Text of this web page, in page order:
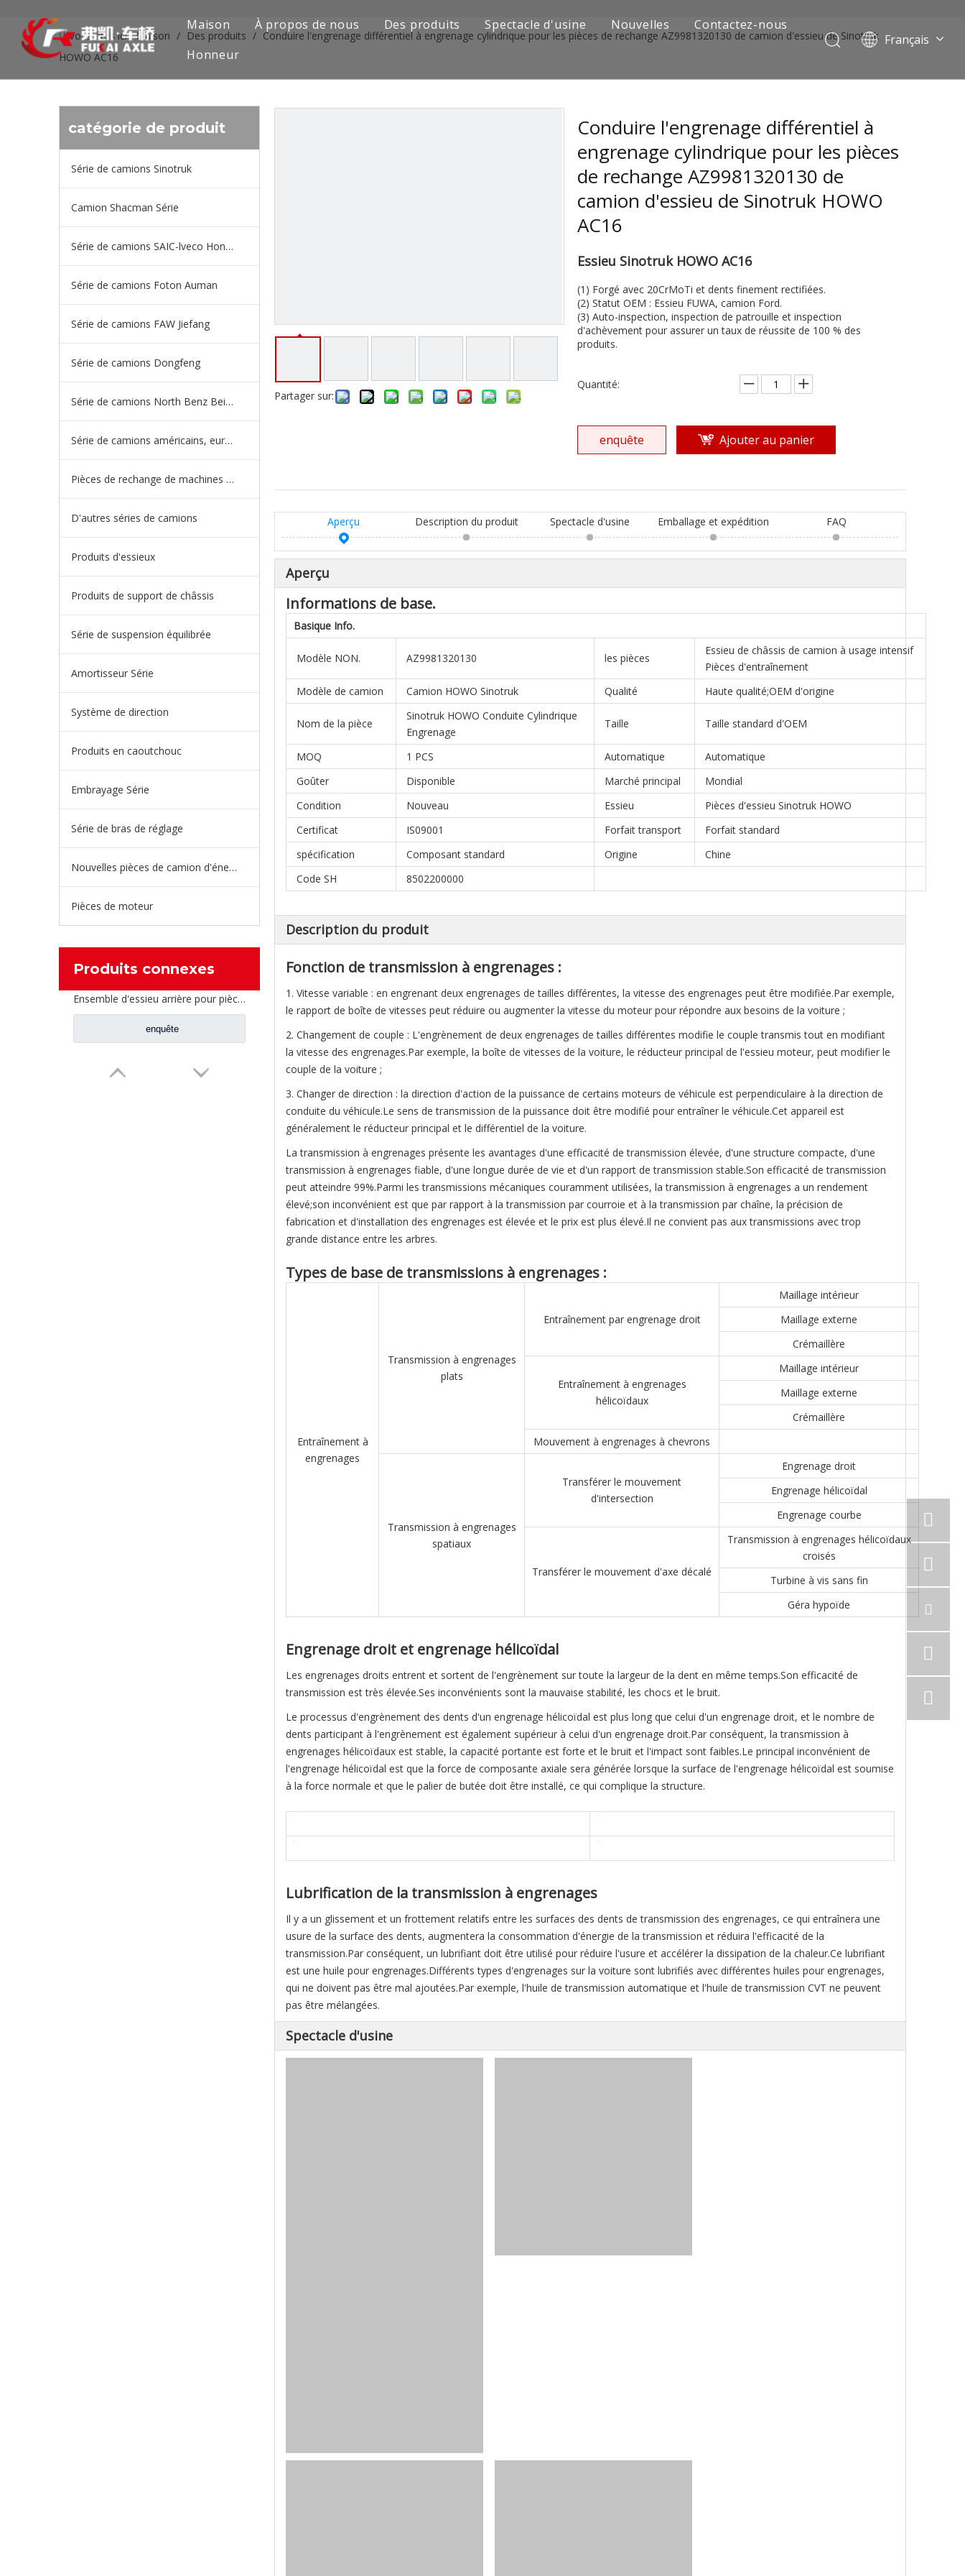
Maison À propos de nous Des produits
Série de camions SAIC-lveco Hongyan
Spectacle d'usine Nouvelles
Contactez-nous
Honneur
Français
Pусский
Vous êtes ici: Maison / Des produits / Conduire l'engrenage différentiel à engrenage cylindrique pour les pièces de rechange AZ9981320130 de camion d'essieu de Sinotruk
HOWO AC16
catégorie de produit
Série de camions Sinotruk
Camion Shacman Série
Série de camions SAIC-lveco Hongyan
Série de camions Foton Auman
Série de camions FAW Jiefang
Série de camions Dongfeng
Série de camions North Benz Beiben
Série de camions américains, européens et japonais
Pièces de rechange de machines d'ingénierie de camion minier
D'autres séries de camions
Produits d'essieux
Produits de support de châssis
Série de suspension équilibrée
Amortisseur Série
Système de direction
Produits en caoutchouc
Embrayage Série
Série de bras de réglage
Nouvelles pièces de camion d'énergie
Pièces de moteur
Produits connexes
Ensemble d'essieu arrière pour pièces de rechange AH71131550536 de camion de Sinotruk Steyr
enquête
Partager sur:
Conduire l'engrenage différentiel à
engrenage cylindrique pour les pièces
de rechange AZ9981320130 de
camion d'essieu de Sinotruk HOWO
AC16
Essieu Sinotruk HOWO AC16
(1) Forgé avec 20CrMoTi et dents finement rectifiées.
(2) Statut OEM : Essieu FUWA, camion Ford.
(3) Auto-inspection, inspection de patrouille et inspection
d'achèvement pour assurer un taux de réussite de 100 % des
produits.
Quantité:
enquête Ajouter au panier
Aperçu Description du produit Spectacle d'usine Emballage et expédition FAQ
Aperçu
Informations de base.
Basique Info.
Modèle NON. AZ9981320130 les pièces
Essieu de châssis de camion à usage intensif
Pièces d'entraînement
Modèle de camion
Camion HOWO Sinotruk Qualité Haute qualité;OEM d'origine
Nom de la pièce
Sinotruk HOWO Conduite Cylindrique
Engrenage
Taille Taille standard d'OEM
MOQ 1 PCS Automatique
Automatique
Goûter
Disponible Marché principal
Mondial
Condition
Nouveau Essieu
Pièces d'essieu Sinotruk HOWO
Certificat
IS09001 Forfait transport
Forfait standard
spécification
Composant standard Origine
Chine
Code SH
8502200000
Description du produit
Fonction de transmission à engrenages :
1. Vitesse variable : en engrenant deux engrenages de tailles différentes, la vitesse des engrenages peut être modifiée.Par exemple,
le rapport de boîte de vitesses peut réduire ou augmenter la vitesse du moteur pour répondre aux besoins de la voiture ;
2. Changement de couple : L'engrènement de deux engrenages de tailles différentes modifie le couple transmis tout en modifiant
la vitesse des engrenages.Par exemple, la boîte de vitesses de la voiture, le réducteur principal de l'essieu moteur, peut modifier le
couple de la voiture ;
3. Changer de direction : la direction d'action de la puissance de certains moteurs de véhicule est perpendiculaire à la direction de
conduite du véhicule.Le sens de transmission de la puissance doit être modifié pour entraîner le véhicule.Cet appareil est
généralement le réducteur principal et le différentiel de la voiture.
La transmission à engrenages présente les avantages d'une efficacité de transmission élevée, d'une structure compacte, d'une
transmission à engrenages fiable, d'une longue durée de vie et d'un rapport de transmission stable.Son efficacité de transmission
peut atteindre 99%.Parmi les transmissions mécaniques couramment utilisées, la transmission à engrenages a un rendement
élevé;son inconvénient est que par rapport à la transmission par courroie et à la transmission par chaîne, la précision de
fabrication et d'installation des engrenages est élevée et le prix est plus élevé.Il ne convient pas aux transmissions avec trop
grande distance entre les arbres.
Types de base de transmissions à engrenages :
Entraînement à
engrenages
Transmission à engrenages
plats
Entraînement par engrenage droit
Maillage intérieur
Maillage externe
Crémaillère
Entraînement à engrenages
hélicoïdaux
Maillage intérieur
Maillage externe
Crémaillère
Mouvement à engrenages à chevrons
Transmission à engrenages
spatiaux
Transférer le mouvement
d'intersection
Engrenage droit
Engrenage hélicoïdal
Engrenage courbe
Transférer le mouvement d'axe décalé
Transmission à engrenages hélicoïdaux
croisés
Turbine à vis sans fin
Géra hypoïde
Engrenage droit et engrenage hélicoïdal
Les engrenages droits entrent et sortent de l'engrènement sur toute la largeur de la dent en même temps.Son efficacité de
transmission est très élevée.Ses inconvénients sont la mauvaise stabilité, les chocs et le bruit.
Le processus d'engrènement des dents d'un engrenage hélicoïdal est plus long que celui d'un engrenage droit, et le nombre de
dents participant à l'engrènement est également supérieur à celui d'un engrenage droit.Par conséquent, la transmission à
engrenages hélicoïdaux est stable, la capacité portante est forte et le bruit et l'impact sont faibles.Le principal inconvénient de
l'engrenage hélicoïdal est que la force de composante axiale sera générée lorsque la surface de l'engrenage hélicoïdal est soumise
à la force normale et que le palier de butée doit être installé, ce qui complique la structure.
Lubrification de la transmission à engrenages
Il y a un glissement et un frottement relatifs entre les surfaces des dents de transmission des engrenages, ce qui entraînera une
usure de la surface des dents, augmentera la consommation d'énergie de la transmission et réduira l'efficacité de la
transmission.Par conséquent, un lubrifiant doit être utilisé pour réduire l'usure et accélérer la dissipation de la chaleur.Ce lubrifiant
est une huile pour engrenages.Différents types d'engrenages sur la voiture sont lubrifiés avec différentes huiles pour engrenages,
qui ne doivent pas être mal ajoutées.Par exemple, l'huile de transmission automatique et l'huile de transmission CVT ne peuvent
pas être mélangées.
Spectacle d'usine